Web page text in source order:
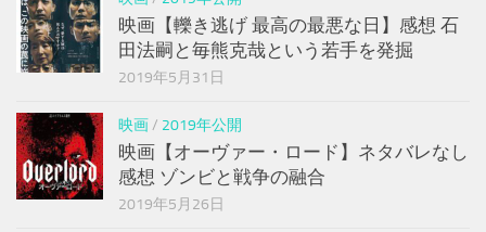
映画【轢き逃げ 最高の最悪な日】感想 石
田法嗣と毎熊克哉という若手を発掘
2019年5月31日
映画/ 2019年公開
映画【オーヴァー・ロード】ネタバレなし
感想 ゾンビと戦争の融合
2019年5月26日